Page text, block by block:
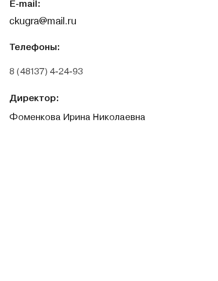
E-mail:
ckugra@mail.ru
Телефоны:
8 (48137) 4-24-93
Директор:
Фоменкова Ирина Николаевна